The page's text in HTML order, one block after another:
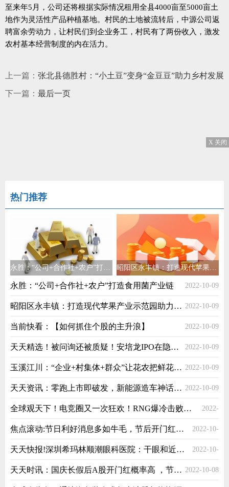
至来年5月，公司还将根据实际情况租用全县4000亩至5000亩土
地作为灵活性产品种植基地。村民的土地被流转后，中源公司返
聘富余劳动力，让村民们到企业务工，村民有了两份收入，激发
农村基本经营制度的内在活力。
上一篇： 张北县德胜村：“小土豆”变身“金豆豆”助力乡村发展
下一篇： 最后一页
X 关闭
热门推荐
永胜：“公司+合作社+农户”打造食用菌产业链 昭阳区永丰镇：打造现代苹果产业示范园助力乡村振兴
永胜：“公司+合作社+农户”打造食用菌产业链 2022-10-09
昭阳区永丰镇：打造现代苹果产业示范园助力乡村振兴 2022-10-09
当前快看：【如何抓住个股的主升浪】 2022-10-09
天天精选！被问询还被质疑！安培龙IPO在隐藏什么？ 2022-10-09
玉溪江川：“企业+村集体+群众”让花农把鲜花卖到世界各地 2022-10-09
天天资讯：零跑上市即破发，新能源造车神话破灭了？ 2022-10-09
全球观天下！电竞圈又一次狂欢！RNG爆冷击败韩国GEN，富二代们的生意很吸金 2022-
10-08
焦点滚动:节日利好消息多如牛毛，节后开门红来了？一招理清A股怎样走！ 2022-10-
08
天天快报!深圳希玛林顺潮眼科医院：干眼和近视手术有冲突吗？ 2022-10-
08
天天时讯：国庆长假后A股开门红概率高 ，节后A股稳了？ 2022-10-08